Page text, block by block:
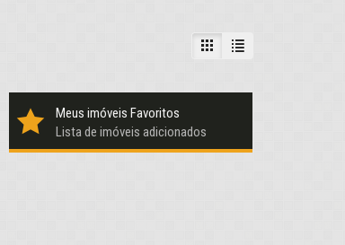
Meus imóveis Favoritos
Lista de imóveis adicionados